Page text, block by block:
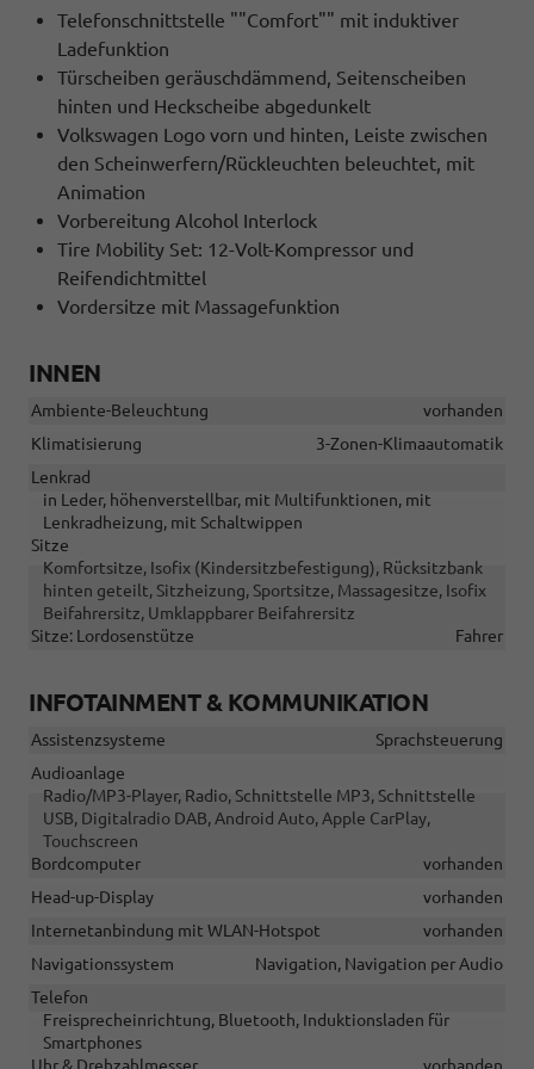
Telefonschnittstelle ""Comfort"" mit induktiver
Ladefunktion
Türscheiben geräuschdämmend, Seitenscheiben
hinten und Heckscheibe abgedunkelt
Volkswagen Logo vorn und hinten, Leiste zwischen
den Scheinwerfern/Rückleuchten beleuchtet, mit
Animation
Vorbereitung Alcohol Interlock
Tire Mobility Set: 12-Volt-Kompressor und
Reifendichtmittel
Vordersitze mit Massagefunktion
INNEN
Ambiente-Beleuchtung
vorhanden
Klimatisierung
3-Zonen-Klimaautomatik
Lenkrad
in Leder, höhenverstellbar, mit Multifunktionen, mit
Lenkradheizung, mit Schaltwippen
Sitze
Komfortsitze, Isofix (Kindersitzbefestigung), Rücksitzbank
hinten geteilt, Sitzheizung, Sportsitze, Massagesitze, Isofix
Beifahrersitz, Umklappbarer Beifahrersitz
Sitze: Lordosenstütze
Fahrer
INFOTAINMENT & KOMMUNIKATION
Assistenzsysteme
Sprachsteuerung
Audioanlage
Radio/MP3-Player, Radio, Schnittstelle MP3, Schnittstelle
USB, Digitalradio DAB, Android Auto, Apple CarPlay,
Touchscreen
Bordcomputer
vorhanden
Head-up-Display
vorhanden
Internetanbindung mit WLAN-Hotspot
vorhanden
Navigationssystem
Navigation, Navigation per Audio
Telefon
Freisprecheinrichtung, Bluetooth, Induktionsladen für
Smartphones
Uhr & Drehzahlmesser
vorhanden